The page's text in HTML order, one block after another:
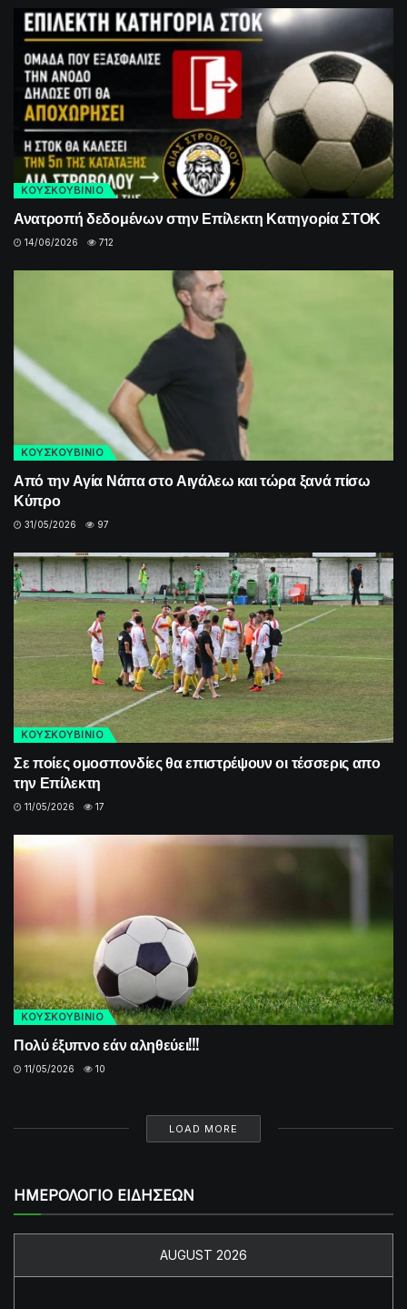
ΚΟΥΣΚΟΥΒΙΝΙΟ
Ανατροπή δεδομένων στην Επίλεκτη Κατηγορία ΣΤΟΚ
14/06/2026 712
ΚΟΥΣΚΟΥΒΙΝΙΟ
Από την Αγία Νάπα στο Αιγάλεω και τώρα ξανά πίσω
Κύπρο
31/05/2026 97
ΚΟΥΣΚΟΥΒΙΝΙΟ
Σε ποίες ομοσπονδίες θα επιστρέψουν οι τέσσερις απο
την Επίλεκτη
11/05/2026 17
ΚΟΥΣΚΟΥΒΙΝΙΟ
Πολύ έξυπνο εάν αληθεύει!!!
11/05/2026 10
LOAD MORE
ΗΜΕΡΟΛΟΓΙΟ ΕΙΔΗΣΕΩΝ
AUGUST 2026